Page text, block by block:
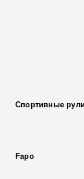
Спортивные рули
Fapo